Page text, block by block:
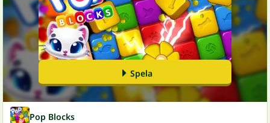
Spela
Pop Blocks